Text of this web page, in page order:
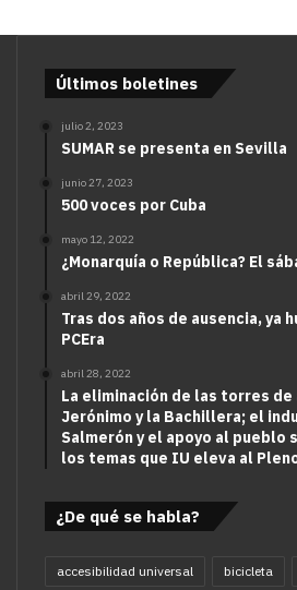
Últimos boletines
julio 2, 2023
SUMAR se presenta en Sevilla
junio 27, 2023
500 voces por Cuba
mayo 12, 2022
¿Monarquía o República? El
abril 29, 2022
Tras dos años de ausencia, ya
PCEra
abril 28, 2022
La eliminación de las torres
Jerónimo y la Bachillera; el
Salmerón y el apoyo al pueblo
los temas que IU eleva al
¿De qué se habla?
accesibilidad universal bicicleta